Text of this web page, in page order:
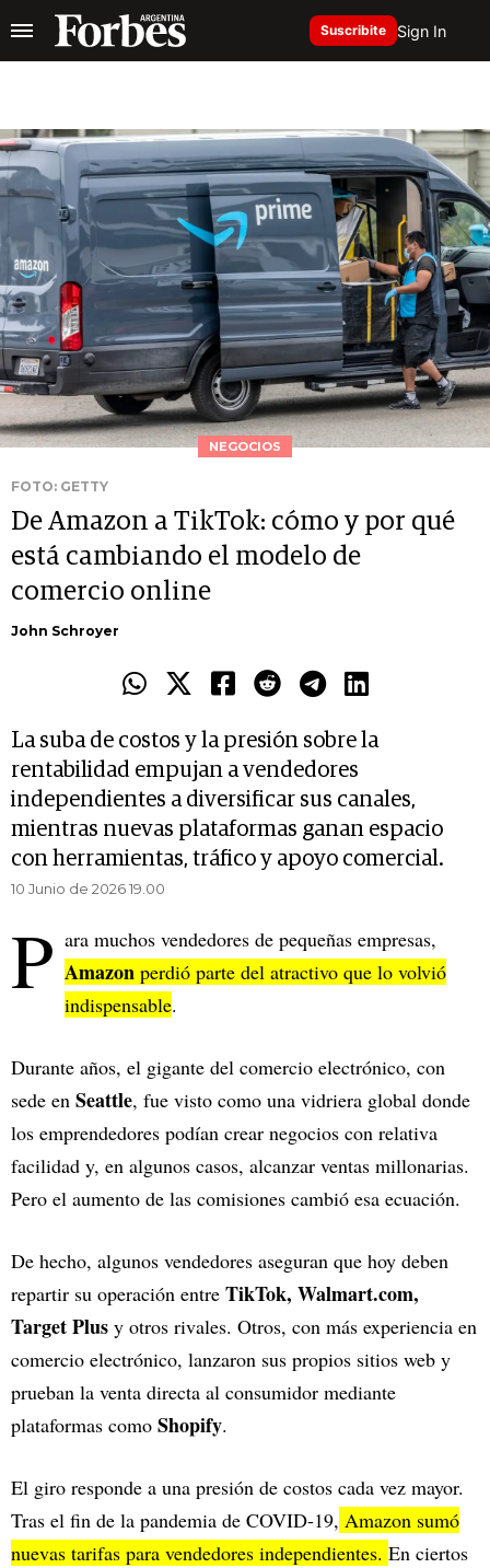
Suscribite Sign In
NEGOCIOS
FOTO: GETTY
De Amazon a TikTok: cómo y por qué
está cambiando el modelo de
comercio online
John Schroyer
La suba de costos y la presión sobre la
rentabilidad empujan a vendedores
independientes a diversificar sus canales,
mientras nuevas plataformas ganan espacio
con herramientas, tráfico y apoyo comercial.
10 Junio de 2026 19.00
P ara muchos vendedores de pequeñas empresas,
Amazon perdió parte del atractivo que lo volvió
indispensable.
Durante años, el gigante del comercio electrónico, con
sede en Seattle, fue visto como una vidriera global donde
los emprendedores podían crear negocios con relativa
facilidad y, en algunos casos, alcanzar ventas millonarias.
Pero el aumento de las comisiones cambió esa ecuación.
De hecho, algunos vendedores aseguran que hoy deben
repartir su operación entre TikTok, Walmart.com,
Target Plus y otros rivales. Otros, con más experiencia en
comercio electrónico, lanzaron sus propios sitios web y
prueban la venta directa al consumidor mediante
plataformas como Shopify.
El giro responde a una presión de costos cada vez mayor.
Tras el fin de la pandemia de COVID-19, Amazon sumó
nuevas tarifas para vendedores independientes. En ciertos